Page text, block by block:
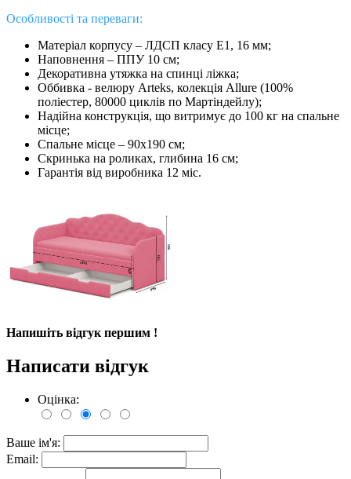
Особливості та переваги:
Матеріал корпусу – ЛДСП класу Е1, 16 мм;
Наповнення – ППУ 10 см;
Декоративна утяжка на спинці ліжка;
Оббивка - велюру Arteks, колекція Allure (100%
поліестер, 80000 циклів по Мартіндейлу);
Надійна конструкція, що витримує до 100 кг на спальне
місце;
Спальне місце – 90х190 см;
Скринька на роликах, глибина 16 см;
Гарантія від виробника 12 міс.
Напишіть відгук першим !
Написати відгук
Оцінка:
Ваше ім'я:
Email: